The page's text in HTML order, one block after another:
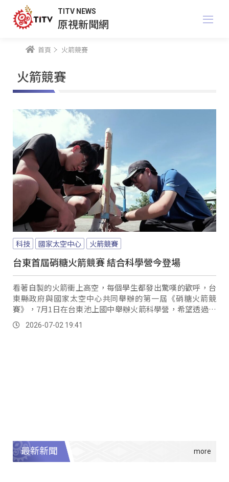
TITV NEWS
原視新聞網
首頁 火箭競賽
火箭競賽
科技 國家太空中心 火箭競賽
台東首屆硝糖火箭競賽 結合科學營今登場
看著自製的火箭衝上高空，每個學生都發出驚嘆的歡呼，台
東縣政府與國家太空中心共同舉辦的第一屆《硝糖火箭競
賽》，7月1日在台東池上國中舉辦火箭科學營，希望透過寓
教於樂的課程設計，讓每組學生從「玩科學」的過程中認識
科學。2026-07-02 19:41
最新新聞